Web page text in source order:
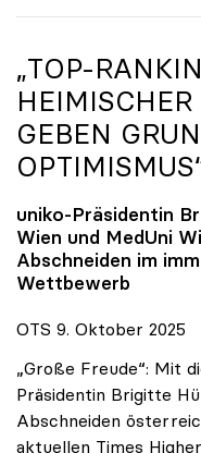
„TOP-
HEIMISCHER
GEBEN
uniko-Präsidentin
Wien und MedUni
Abschneiden im
Wettbewerb
OTS 9. Oktober 2025
„Große Freude“: Mit
Präsidentin Brigitte
Abschneiden
aktuellen Times